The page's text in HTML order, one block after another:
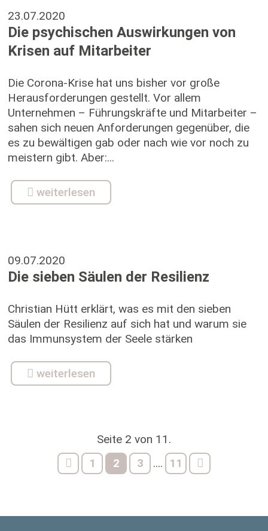
23.07.2020
Die psychischen Auswirkungen von
Krisen auf Mitarbeiter
Die Corona-Krise hat uns bisher vor große
Herausforderungen gestellt. Vor allem
Unternehmen – Führungskräfte und Mitarbeiter –
sahen sich neuen Anforderungen gegenüber, die
es zu bewältigen gab oder nach wie vor noch zu
meistern gibt. Aber:...
weiterlesen
09.07.2020
Die sieben Säulen der Resilienz
Christian Hütt erklärt, was es mit den sieben
Säulen der Resilienz auf sich hat und warum sie
das Immunsystem der Seele stärken
weiterlesen
Seite 2 von 11.
1
2 3 .... 11